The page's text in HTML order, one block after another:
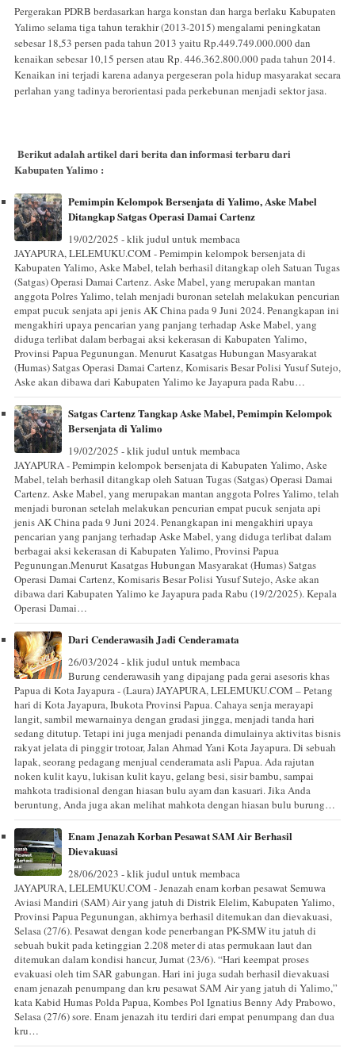
Pergerakan PDRB berdasarkan harga konstan dan harga berlaku Kabupaten
Yalimo selama tiga tahun terakhir (2013-2015) mengalami peningkatan
sebesar 18,53 persen pada tahun 2013 yaitu Rp.449.749.000.000 dan
kenaikan sebesar 10,15 persen atau Rp. 446.362.800.000 pada tahun 2014.
Kenaikan ini terjadi karena adanya pergeseran pola hidup masyarakat secara
perlahan yang tadinya berorientasi pada perkebunan menjadi sektor jasa.
Berikut adalah artikel dari berita dan informasi terbaru dari
Kabupaten Yalimo :
Pemimpin Kelompok Bersenjata di Yalimo, Aske Mabel
Ditangkap Satgas Operasi Damai Cartenz
19/02/2025 - klik judul untuk membaca
JAYAPURA, LELEMUKU.COM - Pemimpin kelompok bersenjata di
Kabupaten Yalimo, Aske Mabel, telah berhasil ditangkap oleh Satuan Tugas
(Satgas) Operasi Damai Cartenz. Aske Mabel, yang merupakan mantan
anggota Polres Yalimo, telah menjadi buronan setelah melakukan pencurian
empat pucuk senjata api jenis AK China pada 9 Juni 2024. Penangkapan ini
mengakhiri upaya pencarian yang panjang terhadap Aske Mabel, yang
diduga terlibat dalam berbagai aksi kekerasan di Kabupaten Yalimo,
Provinsi Papua Pegunungan. Menurut Kasatgas Hubungan Masyarakat
(Humas) Satgas Operasi Damai Cartenz, Komisaris Besar Polisi Yusuf Sutejo,
Aske akan dibawa dari Kabupaten Yalimo ke Jayapura pada Rabu…
Satgas Cartenz Tangkap Aske Mabel, Pemimpin Kelompok
Bersenjata di Yalimo
19/02/2025 - klik judul untuk membaca
JAYAPURA - Pemimpin kelompok bersenjata di Kabupaten Yalimo, Aske
Mabel, telah berhasil ditangkap oleh Satuan Tugas (Satgas) Operasi Damai
Cartenz. Aske Mabel, yang merupakan mantan anggota Polres Yalimo, telah
menjadi buronan setelah melakukan pencurian empat pucuk senjata api
jenis AK China pada 9 Juni 2024. Penangkapan ini mengakhiri upaya
pencarian yang panjang terhadap Aske Mabel, yang diduga terlibat dalam
berbagai aksi kekerasan di Kabupaten Yalimo, Provinsi Papua
Pegunungan.Menurut Kasatgas Hubungan Masyarakat (Humas) Satgas
Operasi Damai Cartenz, Komisaris Besar Polisi Yusuf Sutejo, Aske akan
dibawa dari Kabupaten Yalimo ke Jayapura pada Rabu (19/2/2025). Kepala
Operasi Damai…
Dari Cenderawasih Jadi Cenderamata
26/03/2024 - klik judul untuk membaca
Burung cenderawasih yang dipajang pada gerai asesoris khas
Papua di Kota Jayapura - (Laura) JAYAPURA, LELEMUKU.COM – Petang
hari di Kota Jayapura, Ibukota Provinsi Papua. Cahaya senja merayapi
langit, sambil mewarnainya dengan gradasi jingga, menjadi tanda hari
sedang ditutup. Tetapi ini juga menjadi penanda dimulainya aktivitas bisnis
rakyat jelata di pinggir trotoar, Jalan Ahmad Yani Kota Jayapura. Di sebuah
lapak, seorang pedagang menjual cenderamata asli Papua. Ada rajutan
noken kulit kayu, lukisan kulit kayu, gelang besi, sisir bambu, sampai
mahkota tradisional dengan hiasan bulu ayam dan kasuari. Jika Anda
beruntung, Anda juga akan melihat mahkota dengan hiasan bulu burung…
Enam Jenazah Korban Pesawat SAM Air Berhasil
Dievakuasi
28/06/2023 - klik judul untuk membaca
JAYAPURA, LELEMUKU.COM - Jenazah enam korban pesawat Semuwa
Aviasi Mandiri (SAM) Air yang jatuh di Distrik Elelim, Kabupaten Yalimo,
Provinsi Papua Pegunungan, akhirnya berhasil ditemukan dan dievakuasi,
Selasa (27/6). Pesawat dengan kode penerbangan PK-SMW itu jatuh di
sebuah bukit pada ketinggian 2.208 meter di atas permukaan laut dan
ditemukan dalam kondisi hancur, Jumat (23/6). “Hari keempat proses
evakuasi oleh tim SAR gabungan. Hari ini juga sudah berhasil dievakuasi
enam jenazah penumpang dan kru pesawat SAM Air yang jatuh di Yalimo,”
kata Kabid Humas Polda Papua, Kombes Pol Ignatius Benny Ady Prabowo,
Selasa (27/6) sore. Enam jenazah itu terdiri dari empat penumpang dan dua
kru…